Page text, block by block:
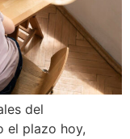
del
el plazo hoy,